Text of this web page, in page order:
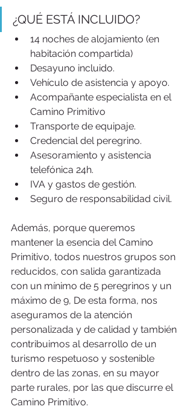
¿QUÉ ESTÁ INCLUIDO?
14 noches de alojamiento (en
habitación compartida)
Desayuno incluido.
Vehículo de asistencia y apoyo.
Acompañante especialista en el
Camino Primitivo
Transporte de equipaje.
Credencial del peregrino.
Asesoramiento y asistencia
telefónica 24h.
IVA y gastos de gestión.
Seguro de responsabilidad civil.
Además, porque queremos
mantener la esencia del Camino
Primitivo, todos nuestros grupos son
reducidos, con salida garantizada
con un mínimo de 5 peregrinos y un
máximo de 9, De esta forma, nos
aseguramos de la atención
personalizada y de calidad y también
contribuimos al desarrollo de un
turismo respetuoso y sostenible
dentro de las zonas, en su mayor
parte rurales, por las que discurre el
Camino Primitivo.